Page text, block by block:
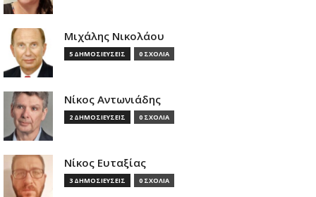
Μιχάλης Νικολάου
5 ΔΗΜΟΣΙΕΥΣΕΙΣ 0 ΣΧΟΛΙΑ
Νίκος Αντωνιάδης
2 ΔΗΜΟΣΙΕΥΣΕΙΣ 0 ΣΧΟΛΙΑ
Νίκος Ευταξίας
3 ΔΗΜΟΣΙΕΥΣΕΙΣ 0 ΣΧΟΛΙΑ